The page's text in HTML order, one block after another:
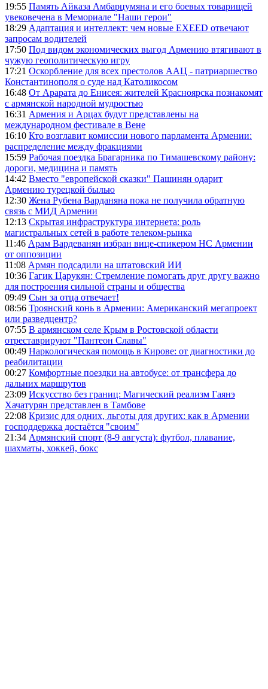
19:55 Память Айказа Амбарцумяна и его боевых товарищей
увековечена в Мемориале "Наши герои"
18:29 Адаптация и интеллект: чем новые EXEED отвечают
запросам водителей
17:50 Под видом экономических выгод Армению втягивают в
чужую геополитическую игру
17:21 Оскорбление для всех престолов ААЦ - патриаршество
Константинополя о суде над Католикосом
16:48 От Арарата до Енисея: жителей Красноярска познакомят
с армянской народной мудростью
16:31 Армения и Арцах будут представлены на
международном фестивале в Вене
16:10 Кто возглавит комиссии нового парламента Армении:
распределение между фракциями
15:59 Рабочая поездка Брагарника по Тимашевскому району:
дороги, медицина и память
14:42 Вместо "европейской сказки" Пашинян одарит
Армению турецкой былью
12:30 Жена Рубена Варданяна пока не получила обратную
связь с МИД Армении
12:13 Скрытая инфраструктура интернета: роль
магистральных сетей в работе телеком-рынка
11:46 Арам Вардеванян избран вице-спикером НС Армении
от оппозиции
11:08 Армян подсадили на штатовский ИИ
10:36 Гагик Царукян: Стремление помогать друг другу важно
для построения сильной страны и общества
09:49 Сын за отца отвечает!
08:56 Троянский конь в Армении: Американский мегапроект
или разведцентр?
07:55 В армянском селе Крым в Ростовской области
отреставрируют "Пантеон Славы"
00:49 Наркологическая помощь в Кирове: от диагностики до
реабилитации
00:27 Комфортные поездки на автобусе: от трансфера до
дальних маршрутов
23:09 Искусство без границ: Магический реализм Гаянэ
Хачатурян представлен в Тамбове
22:08 Кризис для одних, льготы для других: как в Армении
господдержка достаётся "своим"
21:34 Армянский спорт (8-9 августа): футбол, плавание,
шахматы, хоккей, бокс